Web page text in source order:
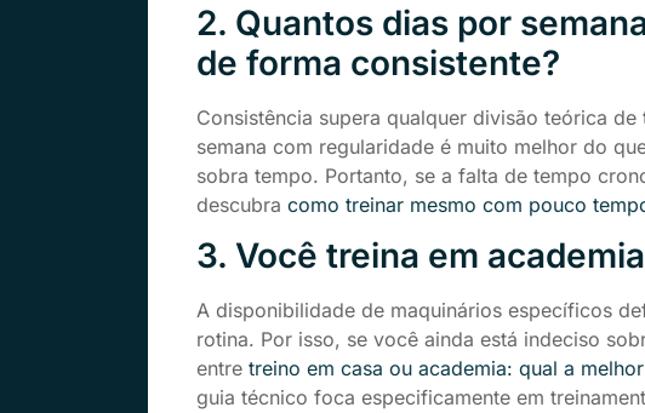
2. Quantos dias por
de forma consistente?
Consistência supera qualquer divisão teórica
semana com regularidade é muito melhor do
sobra tempo. Portanto, se a falta de tempo
descubra como treinar mesmo com pouco
3. Você treina em
A disponibilidade de maquinários específicos
rotina. Por isso, se você ainda está indeciso
entre treino em casa ou academia: qual a
guia técnico foca especificamente em